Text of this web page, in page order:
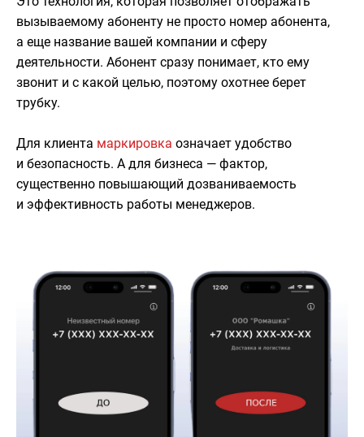
вызываемому абоненту не просто номер абонента,
а еще название вашей компании и сферу
деятельности. Абонент сразу понимает, кто ему
звонит и с какой целью, поэтому охотнее берет
трубку.
Для клиента маркировка означает удобство
и безопасность. А для бизнеса — фактор,
существенно повышающий дозваниваемость
и эффективность работы менеджеров.